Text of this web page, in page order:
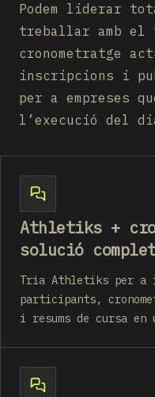
Podem liderar
treballar amb el
cronometratge
inscripcions i
per a empreses
l’execució del
Athletiks +
solució
Tria Athletiks per a
participants,
i resums de cursa